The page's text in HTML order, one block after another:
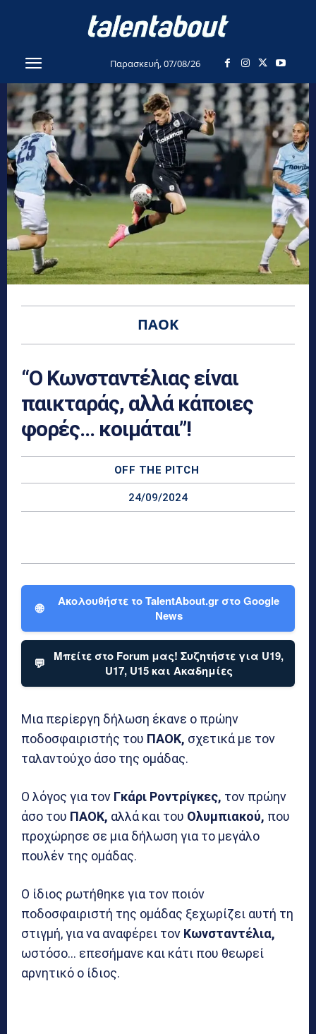
Παρασκευή, 07/08/26
ΠΑΟΚ
“Ο Κωνσταντέλιας είναι
παικταράς, αλλά κάποιες
φορές… κοιμάται”!
OFF THE PITCH
24/09/2024
🌐
Ακολουθήστε το TalentAbout.gr στο Google
News
💬
Μπείτε στο Forum μας! Συζητήστε για U19,
U17, U15 και Ακαδημίες
Μια περίεργη δήλωση έκανε ο πρώην
ποδοσφαιριστής του ΠΑΟΚ, σχετικά με τον
ταλαντούχο άσο της ομάδας.
Ο λόγος για τον Γκάρι Ροντρίγκες, τον πρώην
άσο του ΠΑΟΚ, αλλά και του Ολυμπιακού, που
προχώρησε σε μια δήλωση για το μεγάλο
πουλέν της ομάδας.
Ο ίδιος ρωτήθηκε για τον ποιόν
ποδοσφαιριστή της ομάδας ξεχωρίζει αυτή τη
στιγμή, για να αναφέρει τον Κωνσταντέλια,
ωστόσο… επεσήμανε και κάτι που θεωρεί
αρνητικό ο ίδιος.